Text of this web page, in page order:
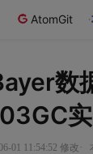
AtomGit
实
01 11:54:52 修改 ·